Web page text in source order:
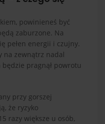
powinieneś być
zaburzone. Na
pełen energii i czujny.
na zewnątrz nadal
pragnął powrotu
przy gorszej
że ryzyko
razy większe u osób,